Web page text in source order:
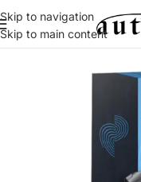
Skip to navigation
Skip to main content